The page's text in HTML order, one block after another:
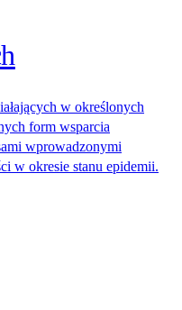
w określonych
form wsparcia
wprowadzonymi
w okresie stanu epidemii.